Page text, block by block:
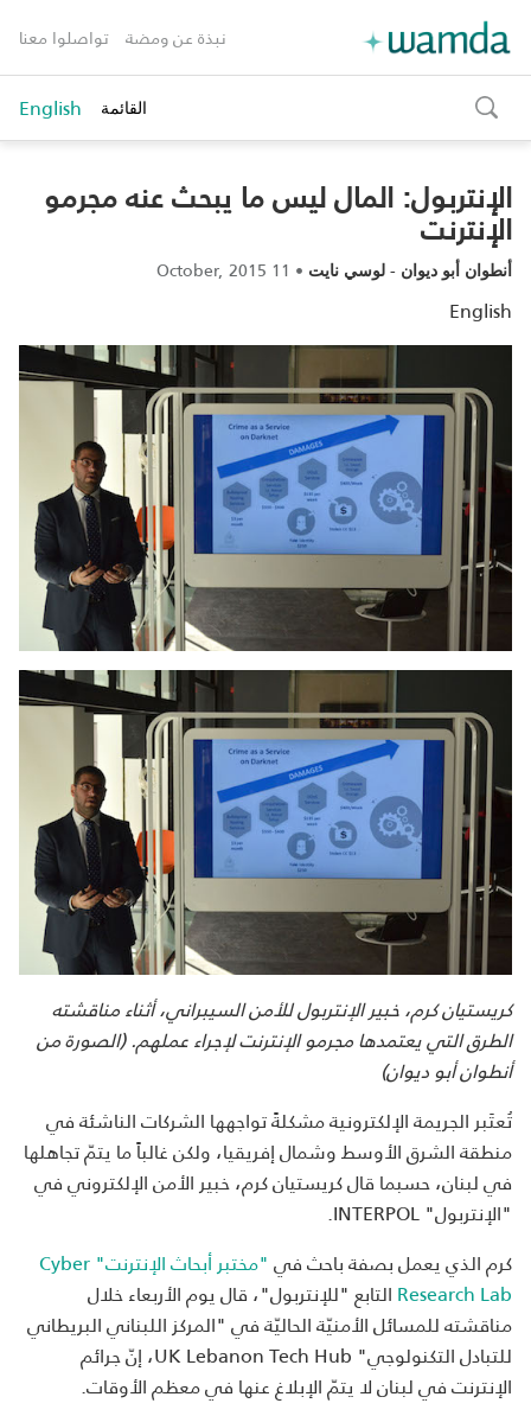
نبذة عن ومضة تواصلوا معنا
toggle
search
القائمة English
الإنتربول: المال ليس ما يبحث عنه مجرمو
الإنترنت‎‎
أنطوان أبو ديوان - لوسي نايت •
11 October, 2015
English
كريستيان كرم، خبير الإنتربول للأمن السيبراني، أثناء مناقشته
الطرق التي يعتمدها مجرمو الإنترنت لإجراء عملهم. (الصورة من
أنطوان أبو ديوان)
تُعتَبر الجريمة الإلكترونية مشكلةً تواجهها الشركات الناشئة في
منطقة الشرق الأوسط وشمال إفريقيا، ولكن غالباً ما يتمّ تجاهلها
في لبنان، حسبما قال كريستيان كرم، خبير الأمن الإلكتروني في
"الإنتربول" INTERPOL.
كرم الذي يعمل بصفة باحث في
"مختبر أبحاث الإنترنت" Cyber
Research Labالتابع "للإنتربول"، قال يوم الأربعاء خلال
مناقشته للمسائل الأمنيّة الحاليّة في "المركز اللبناني البريطاني
للتبادل التكنولوجي" UK Lebanon Tech Hub، إنّ جرائم
الإنترنت في لبنان لا يتمّ الإبلاغ عنها في معظم الأوقات.